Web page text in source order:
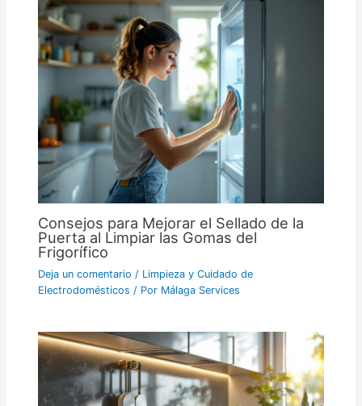
Consejos para Mejorar el Sellado de la
Puerta al Limpiar las Gomas del
Frigorífico
Deja un comentario / Limpieza y Cuidado de
Electrodomésticos / Por Málaga Services